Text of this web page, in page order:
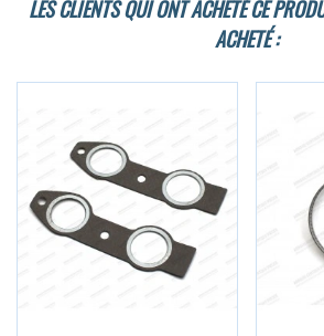
LES CLIENTS QUI ONT ACHETÉ CE
ACHETÉ :